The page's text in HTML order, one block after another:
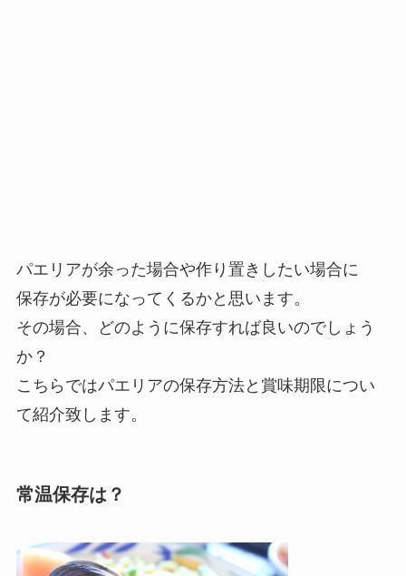
パエリアが余った場合や作り置きしたい場合に
保存が必要になってくるかと思います。
その場合、どのように保存すれば良いのでしょう
か？
こちらではパエリアの保存方法と賞味期限につい
て紹介致します。
常温保存は？